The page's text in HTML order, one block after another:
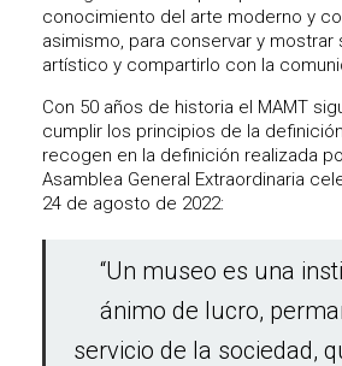
conocimiento del arte moderno y
asimismo, para conservar y mostrar
artístico y compartirlo con la
Con 50 años de historia el MAMT
cumplir los principios de la
recogen en la definición realizada
Asamblea General Extraordinaria
24 de agosto de 2022:
“Un museo es una
ánimo de lucro,
servicio de la sociedad,